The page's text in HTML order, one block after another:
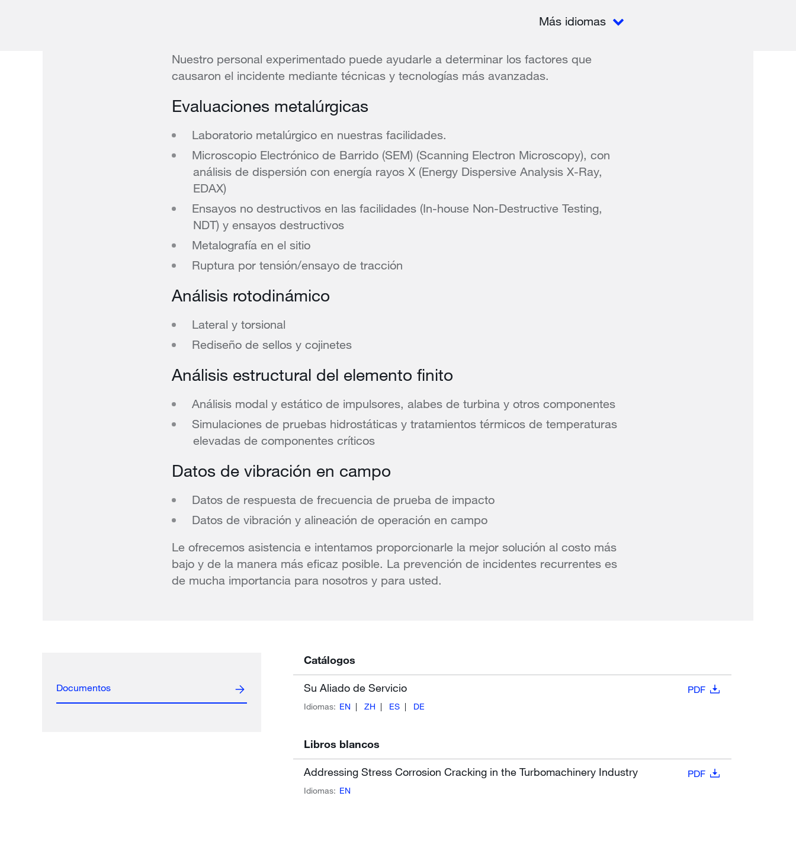
Más idiomas
Nuestro personal experimentado puede ayudarle a determinar los factores que
causaron el incidente mediante técnicas y tecnologías más avanzadas.
Evaluaciones metalúrgicas
Laboratorio metalúrgico en nuestras facilidades.
Microscopio Electrónico de Barrido (SEM) (Scanning Electron Microscopy), con
análisis de dispersión con energía rayos X (Energy Dispersive Analysis X-Ray,
EDAX)
Ensayos no destructivos en las facilidades (In-house Non-Destructive Testing,
NDT) y ensayos destructivos
Metalografía en el sitio
Ruptura por tensión/ensayo de tracción
Análisis rotodinámico
Lateral y torsional
Rediseño de sellos y cojinetes
Análisis estructural del elemento finito
Análisis modal y estático de impulsores, alabes de turbina y otros componentes
Simulaciones de pruebas hidrostáticas y tratamientos térmicos de temperaturas
elevadas de componentes críticos
Datos de vibración en campo
Datos de respuesta de frecuencia de prueba de impacto
Datos de vibración y alineación de operación en campo
Le ofrecemos asistencia e intentamos proporcionarle la mejor solución al costo más
bajo y de la manera más eficaz posible. La prevención de incidentes recurrentes es
de mucha importancia para nosotros y para usted.
Documentos
Catálogos
Su Aliado de Servicio PDF
Idiomas: EN ZH ES DE
Libros blancos
Addressing Stress Corrosion Cracking in the Turbomachinery Industry PDF
Idiomas: EN